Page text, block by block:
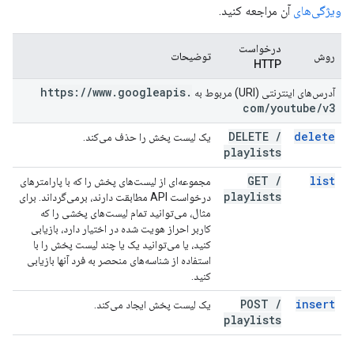
ویژگی‌های آن مراجعه کنید.
روش
درخواست
HTTP
توضیحات
آدرس‌های اینترنتی (URI) مربوط به https: //www. googleapis.
com/youtube/v3
delete
DELETE /
playlists
یک لیست پخش را حذف می‌کند.
list
GET /
playlists
مجموعه‌ای از لیست‌های پخش را که با پارامترهای
درخواست API مطابقت دارند، برمی‌گرداند. برای
مثال، می‌توانید تمام لیست‌های پخشی را که
کاربر احراز هویت شده در اختیار دارد، بازیابی
کنید، یا می‌توانید یک یا چند لیست پخش را با
استفاده از شناسه‌های منحصر به فرد آنها بازیابی
کنید.
insert
POST /
playlists
یک لیست پخش ایجاد می‌کند.